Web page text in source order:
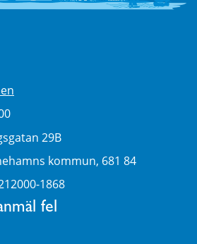
29B
kommun, 681 84
1868
fel